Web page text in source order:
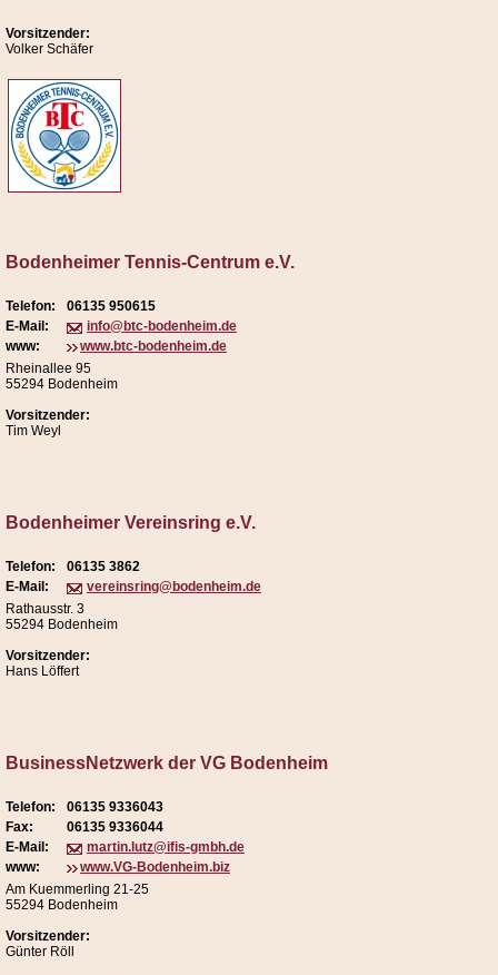
Vorsitzender:
Volker Schäfer
Bodenheimer Tennis-Centrum e.V.
Telefon:
06135 950615
E-Mail:
info@btc-bodenheim.de
www:
www.btc-bodenheim.de
Rheinallee 95
55294 Bodenheim
Vorsitzender:
Tim Weyl
Bodenheimer Vereinsring e.V.
Telefon:
06135 3862
E-Mail:
vereinsring@bodenheim.de
Rathausstr. 3
55294 Bodenheim
Vorsitzender:
Hans Löffert
BusinessNetzwerk der VG Bodenheim
Telefon:
06135 9336043
Fax:
06135 9336044
E-Mail:
martin.lutz@ifis-gmbh.de
www:
www.VG-Bodenheim.biz
Am Kuemmerling 21-25
55294 Bodenheim
Vorsitzender:
Günter Röll